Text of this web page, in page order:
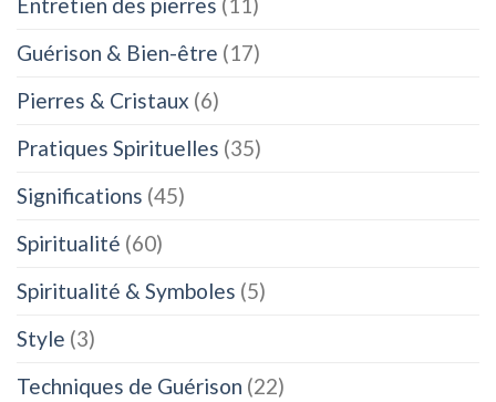
Entretien des pierres (11)
Guérison & Bien-être (17)
Pierres & Cristaux (6)
Pratiques Spirituelles (35)
Significations (45)
Spiritualité (60)
Spiritualité & Symboles (5)
Style (3)
Techniques de Guérison (22)